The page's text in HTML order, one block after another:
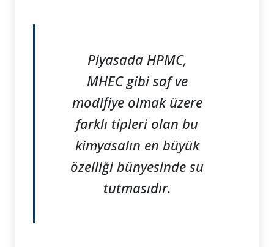
Piyasada HPMC,
MHEC gibi saf ve
modifiye olmak üzere
farklı tipleri olan bu
kimyasalın en büyük
özelliği bünyesinde su
tutmasıdır.